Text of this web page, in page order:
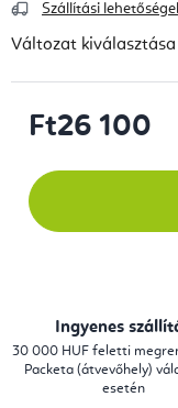
Szállítási
Változat kiválasztása
Ft26 100
Ingyenes
30 000 HUF feletti
Packeta (átvevőhely)
esetén